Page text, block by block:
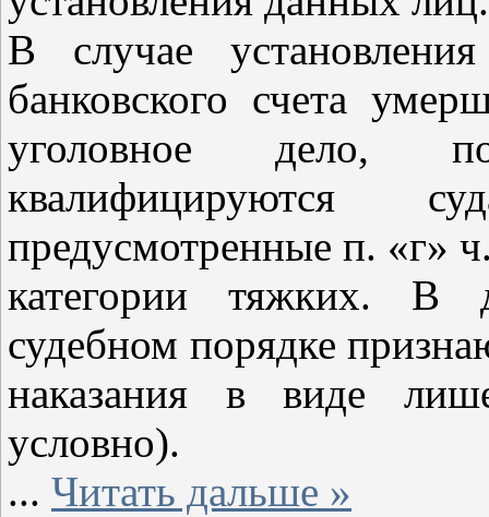
В случае
банковского счета
уголовное дело,
квалифицируются
предусмотренные п. «г»
категории тяжких. В
судебном порядке
наказания в виде
условно).
... Читать дальше »